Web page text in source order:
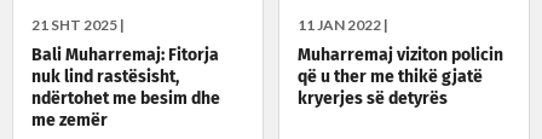
21 SHT 2025 |
Bali Muharremaj: Fitorja
nuk lind rastësisht,
ndërtohet me besim dhe
me zemër
11 JAN 2022 |
Muharremaj viziton policin
që u ther me thikë gjatë
kryerjes së detyrës